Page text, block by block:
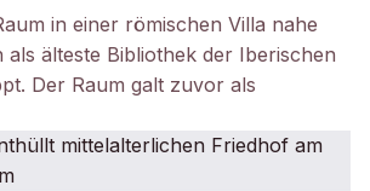
in einer römischen Villa nahe
als älteste Bibliothek der Iberischen
Der Raum galt zuvor als